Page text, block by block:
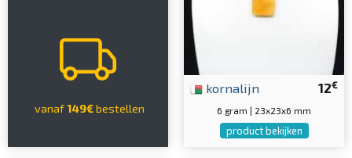
vanaf149€bestellen
12€
kornalijn
6 gram | 23x23x6 mm
product bekijken